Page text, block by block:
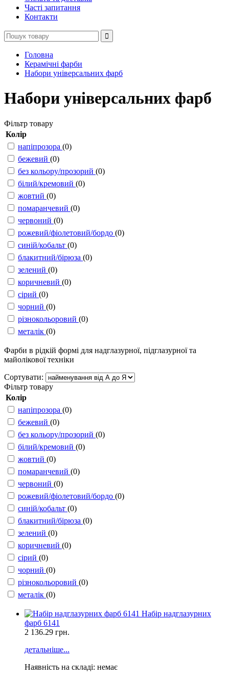
Часті запитання
Контакти
Головна
Керамічні фарби
Набори універсальних фарб
Набори універсальних фарб
Фільтр товару
Колір
напіпрозора (0)
бежевий (0)
без кольору/прозорий (0)
білий/кремовий (0)
жовтий (0)
помаранчевий (0)
червоний (0)
рожевий/фіолетовий/бордо (0)
синій/кобальт (0)
блакитний/бірюза (0)
зелений (0)
коричневий (0)
сірий (0)
чорний (0)
різнокольоровий (0)
металік (0)
Фарби в рідкій формі для надглазурної, підглазурної та
майолікової техніки
Сортувати:
Фільтр товару
Колір
напіпрозора (0)
бежевий (0)
без кольору/прозорий (0)
білий/кремовий (0)
жовтий (0)
помаранчевий (0)
червоний (0)
рожевий/фіолетовий/бордо (0)
синій/кобальт (0)
блакитний/бірюза (0)
зелений (0)
коричневий (0)
сірий (0)
чорний (0)
різнокольоровий (0)
металік (0)
Набір надглазурних
фарб 6141
2 136.29 грн.
детальніше...
Наявність на складі: немає